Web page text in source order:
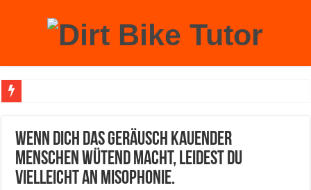
Wenn dich das Geräusch kauender
Menschen wütend macht, leidest du
vielleicht an Misophonie.